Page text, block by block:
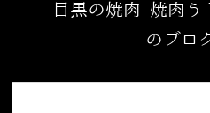
目黒の焼肉 焼肉う
のブロ